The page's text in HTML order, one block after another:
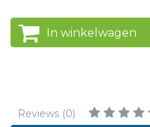
In winkelwagen
Reviews (0)